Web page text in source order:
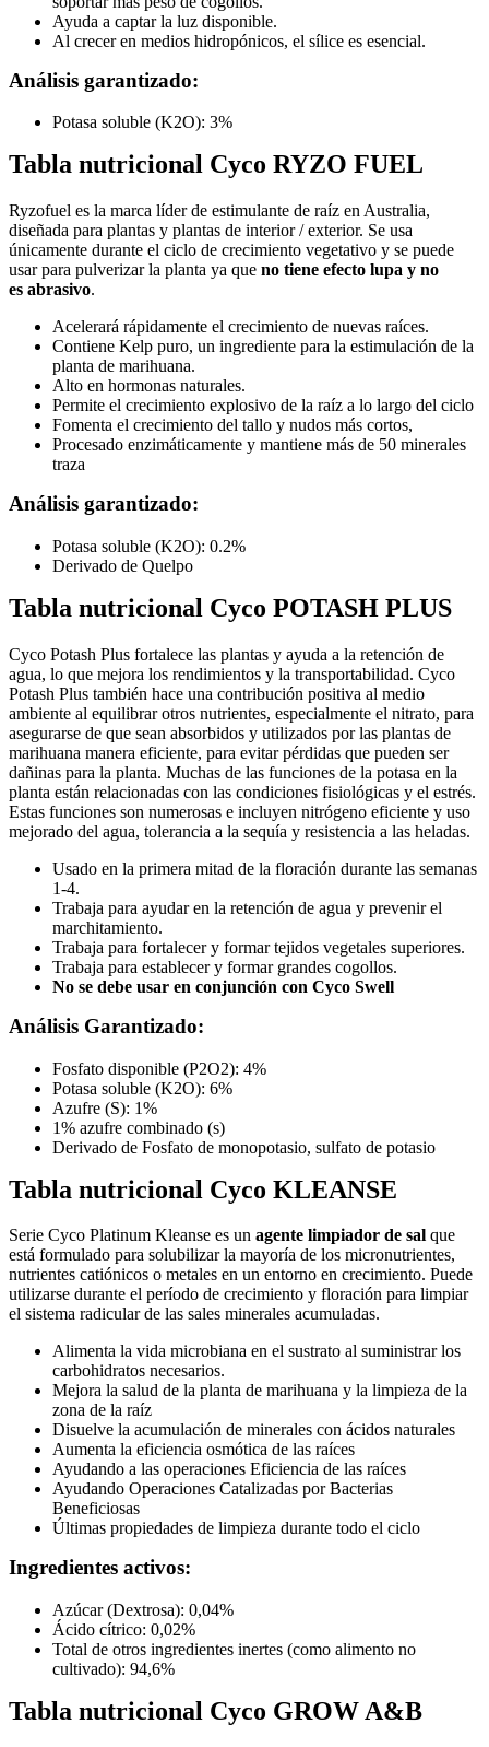
Ayuda a captar la luz disponible.
Al crecer en medios hidropónicos, el sílice es esencial.
Análisis garantizado:
Potasa soluble (K2O): 3%
Tabla nutricional Cyco RYZO FUEL
Ryzofuel es la marca líder de estimulante de raíz en Australia,
diseñada para plantas y plantas de interior / exterior. Se usa
únicamente durante el ciclo de crecimiento vegetativo y se puede
usar para pulverizar la planta ya que no tiene efecto lupa y no
es abrasivo.
Acelerará rápidamente el crecimiento de nuevas raíces.
Contiene Kelp puro, un ingrediente para la estimulación de la
planta de marihuana.
Alto en hormonas naturales.
Permite el crecimiento explosivo de la raíz a lo largo del ciclo
Fomenta el crecimiento del tallo y nudos más cortos,
Procesado enzimáticamente y mantiene más de 50 minerales
traza
Análisis garantizado:
Potasa soluble (K2O): 0.2%
Derivado de Quelpo
Tabla nutricional Cyco POTASH PLUS
Cyco Potash Plus fortalece las plantas y ayuda a la retención de
agua, lo que mejora los rendimientos y la transportabilidad. Cyco
Potash Plus también hace una contribución positiva al medio
ambiente al equilibrar otros nutrientes, especialmente el nitrato, para
asegurarse de que sean absorbidos y utilizados por las plantas de
marihuana manera eficiente, para evitar pérdidas que pueden ser
dañinas para la planta. Muchas de las funciones de la potasa en la
planta están relacionadas con las condiciones fisiológicas y el estrés.
Estas funciones son numerosas e incluyen nitrógeno eficiente y uso
mejorado del agua, tolerancia a la sequía y resistencia a las heladas.
Usado en la primera mitad de la floración durante las semanas
1-4.
Trabaja para ayudar en la retención de agua y prevenir el
marchitamiento.
Trabaja para fortalecer y formar tejidos vegetales superiores.
Trabaja para establecer y formar grandes cogollos.
No se debe usar en conjunción con Cyco Swell
Análisis Garantizado:
Fosfato disponible (P2O2): 4%
Potasa soluble (K2O): 6%
Azufre (S): 1%
1% azufre combinado (s)
Derivado de Fosfato de monopotasio, sulfato de potasio
Tabla nutricional Cyco KLEANSE
Serie Cyco Platinum Kleanse es un agente limpiador de sal que
está formulado para solubilizar la mayoría de los micronutrientes,
nutrientes catiónicos o metales en un entorno en crecimiento. Puede
utilizarse durante el período de crecimiento y floración para limpiar
el sistema radicular de las sales minerales acumuladas.
Alimenta la vida microbiana en el sustrato al suministrar los
carbohidratos necesarios.
Mejora la salud de la planta de marihuana y la limpieza de la
zona de la raíz
Disuelve la acumulación de minerales con ácidos naturales
Aumenta la eficiencia osmótica de las raíces
Ayudando a las operaciones Eficiencia de las raíces
Ayudando Operaciones Catalizadas por Bacterias
Beneficiosas
Últimas propiedades de limpieza durante todo el ciclo
Ingredientes activos:
Azúcar (Dextrosa): 0,04%
Ácido cítrico: 0,02%
Total de otros ingredientes inertes (como alimento no
cultivado): 94,6%
Tabla nutricional Cyco GROW A&B